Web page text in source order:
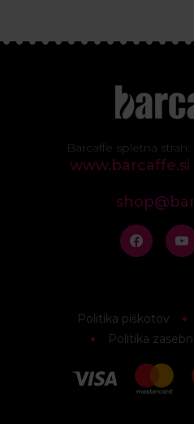
Barcaffe spletna stran:
www.barcaffe.si
Politika piškotov
Politika